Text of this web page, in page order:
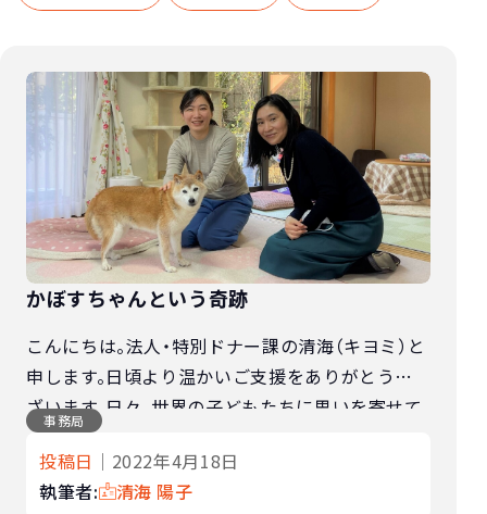
かぼすちゃんという奇跡
こんにちは。法人・特別ドナー課の清海（キヨミ）と
申します。日頃より温かいご支援をありがとうご
ざいます。日々、世界の子どもたちに思いを寄せて
くださる素敵なご支援者の皆さまと接する機会の
ある私ですが、先日は思いがけず、かわい […]
事務局
投稿日 ｜2022年4月18日
執筆者:
清海 陽子